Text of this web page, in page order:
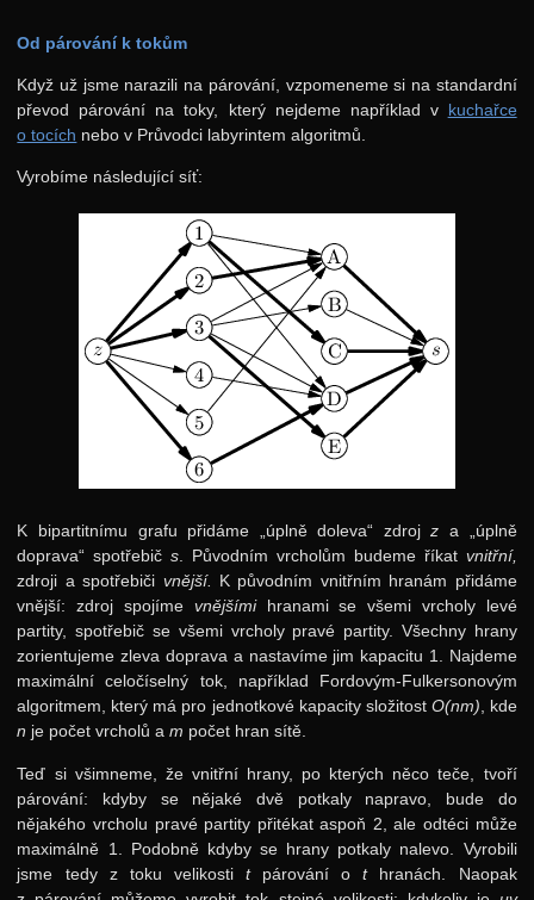
Od párování k tokům
Když už jsme narazili na párování, vzpomeneme si na standardní
převod párování na toky, který nejdeme například v kuchařce
o tocích nebo v Průvodci labyrintem algoritmů.
Vyrobíme následující síť:
K bipartitnímu grafu přidáme „úplně doleva“ zdrojz a „úplně
doprava“ spotřebičs . Původním vrcholům budeme říkat vnitřní,
zdroji a spotřebiči vnější.
K původním vnitřním hranám přidáme
vnější: zdroj spojíme vnějšímihranami se všemi vrcholy levé
partity, spotřebič se všemi vrcholy pravé partity. Všechny hrany
zorientujeme zleva doprava a nastavíme jim kapacitu 1. Najdeme
maximální celočíselný tok, například Fordovým-Fulkersonovým
algoritmem, který má pro jednotkové kapacity složitost O(nm) , kde
n je počet vrcholů am počet hran sítě.
Teď si všimneme, že vnitřní hrany, po kterých něco teče, tvoří
párování: kdyby se nějaké dvě potkaly napravo, bude do
nějakého vrcholu pravé partity přitékat aspoň 2, ale odtéci může
maximálně 1. Podobně kdyby se hrany potkaly nalevo. Vyrobili
jsme tedy z toku velikosti tpárování othranách. Naopak